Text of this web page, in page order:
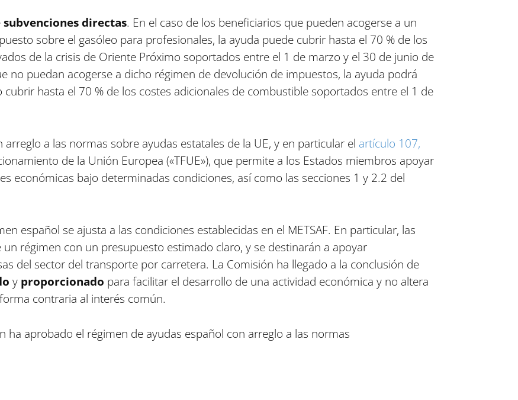
subvenciones directas. En el caso de los beneficiarios que pueden acogerse a un
sobre el gasóleo para profesionales, la ayuda puede cubrir hasta el 70 % de los
de la crisis de Oriente Próximo soportados entre el 1 de marzo y el 30 de junio de
no puedan acogerse a dicho régimen de devolución de impuestos, la ayuda podrá
hasta el 70 % de los costes adicionales de combustible soportados entre el 1 de
a las normas sobre ayudas estatales de la UE, y en particular el artículo 107,
de la Unión Europea («TFUE»), que permite a los Estados miembros apoyar
económicas bajo determinadas condiciones, así como las secciones 1 y 2.2 del
español se ajusta a las condiciones establecidas en el METSAF. En particular, las
régimen con un presupuesto estimado claro, y se destinarán a apoyar
del sector del transporte por carretera. La Comisión ha llegado a la conclusión de
y proporcionado para facilitar el desarrollo de una actividad económica y no altera
contraria al interés común.
ha aprobado el régimen de ayudas español con arreglo a las normas